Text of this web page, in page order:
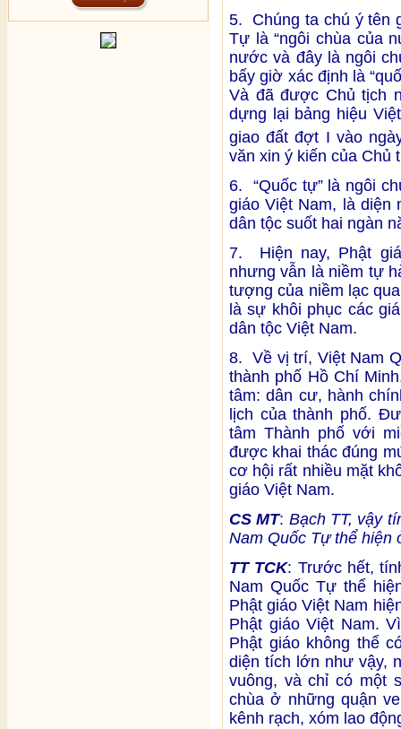
5. Chúng ta chú ý tên
Tự là “ngôi chùa của
nước và đây là ngôi
bấy giờ xác định là
Và đã được Chủ tịch
dựng lại bảng hiệu
giao đất đợt I vào
văn xin ý kiến của Chủ
6. “Quốc tự” là ngôi
giáo Việt Nam, là diện
dân tộc suốt hai ngàn
7. Hiện nay, Phật
nhưng vẫn là niềm tự
tượng của niềm lạc
là sự khôi phục các
dân tộc Việt Nam.
8. Về vị trí, Việt Nam
thành phố Hồ Chí
tâm: dân cư, hành
lịch của thành phố.
tâm Thành phố với
được khai thác đúng
cơ hội rất nhiều mặt
giáo Việt Nam.
CS MT: Bạch TT, vậy
Nam Quốc Tự thể hiện
TT TCK: Trước hết,
Nam Quốc Tự thể
Phật giáo Việt Nam
Phật giáo Việt Nam.
Phật giáo không thể
diện tích lớn như vậy,
vuông, và chỉ có một
chùa ở những quận
kênh rạch, xóm lao